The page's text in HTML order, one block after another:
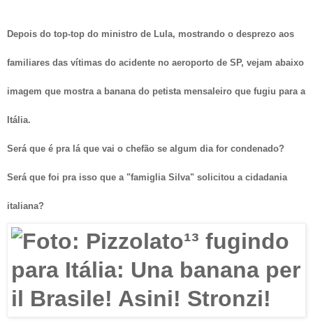
Depois do top-top do ministro de Lula, mostrando o desprezo aos
familiares das vítimas do acidente no aeroporto de SP, vejam abaixo
imagem que mostra a banana do petista mensaleiro que fugiu para a
Itália.
Será que é pra lá que vai o chefão se algum dia for condenado?
Será que foi pra isso que a "famiglia Silva" solicitou a cidadania
italiana?